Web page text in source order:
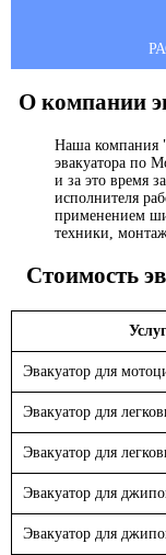
О компании
Наша компания
эвакуатора по
и за это время
исполнителя
применением
техники,
Стоимость
Эвакуатор для
Эвакуатор для
Эвакуатор для
Эвакуатор для
Эвакуатор для